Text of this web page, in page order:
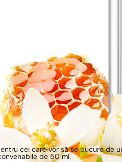
cei care vor să se bucure
de 50 ml.